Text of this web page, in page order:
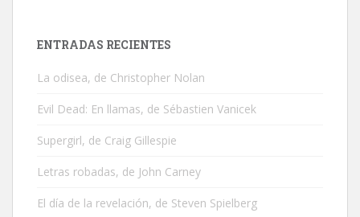
ENTRADAS RECIENTES
La odisea, de Christopher Nolan
Evil Dead: En llamas, de Sébastien Vanicek
Supergirl, de Craig Gillespie
Letras robadas, de John Carney
El día de la revelación, de Steven Spielberg